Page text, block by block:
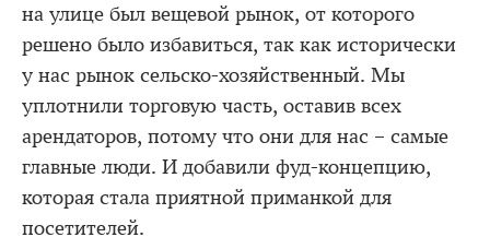
на улице был вещевой рынок, от которого
решено было избавиться, так как исторически
у нас рынок сельско-хозяйственный. Мы
уплотнили торговую часть, оставив всех
арендаторов, потому что они для нас – самые
главные люди. И добавили фуд-концепцию,
которая стала приятной приманкой для
посетителей.